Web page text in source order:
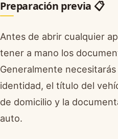
Preparación previa 📋
Antes de abrir cualquier
tener a mano los
Generalmente
identidad, el título del
de domicilio y la
auto.